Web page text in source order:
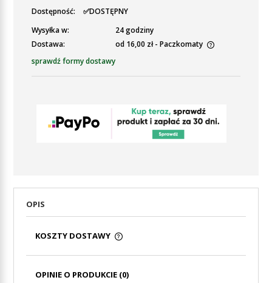
Dostępność:
✅DOSTĘPNY
Wysyłka w:
24 godziny
Dostawa:
od 16,00 zł - Paczkomaty
Cena nie zawiera ewentualnych kosztów płatności
sprawdź formy dostawy
OPIS
KOSZTY DOSTAWY
PŁATNOŚCI
OPINIE O PRODUKCIE (0)